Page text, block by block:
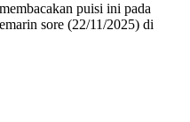
puisi ini pada
sore (22/11/2025) di